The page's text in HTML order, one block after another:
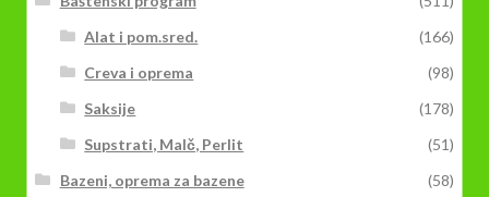
Alat i pom.sred.
(166)
Creva i oprema
(98)
Saksije
(178)
Supstrati, Malč, Perlit
(51)
Bazeni, oprema za bazene
(58)